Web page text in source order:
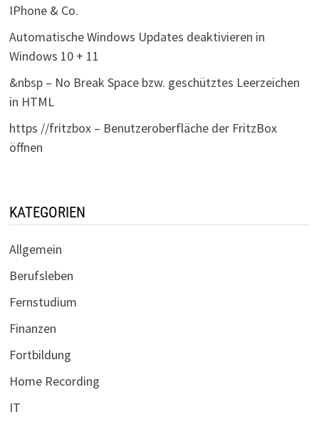
IPhone & Co.
Automatische Windows Updates deaktivieren in
Windows 10 + 11
&nbsp – No Break Space bzw. geschütztes Leerzeichen
in HTML
https //fritzbox – Benutzeroberfläche der FritzBox
öffnen
KATEGORIEN
Allgemein
Berufsleben
Fernstudium
Finanzen
Fortbildung
Home Recording
IT